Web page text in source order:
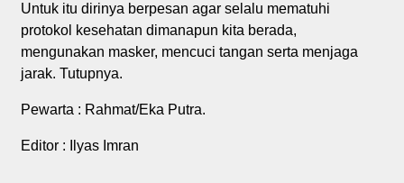
Untuk itu dirinya berpesan agar selalu mematuhi
protokol kesehatan dimanapun kita berada,
mengunakan masker, mencuci tangan serta menjaga
jarak. Tutupnya.
Pewarta : Rahmat/Eka Putra.
Editor : Ilyas Imran